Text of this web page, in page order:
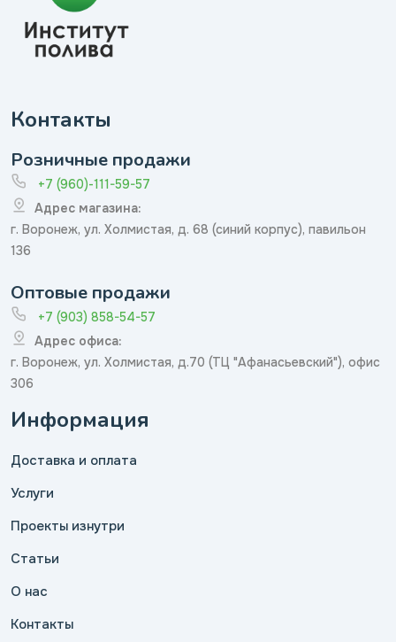
Контакты
Розничные продажи
+7 (960)-111-59-57
Адрес магазина:
г. Воронеж, ул. Холмистая, д. 68 (синий корпус), павильон
136
Оптовые продажи
+7 (903) 858-54-57
Адрес офиса:
г. Воронеж, ул. Холмистая, д.70 (ТЦ "Афанасьевский"), офис
306
Информация
Доставка и оплата
Услуги
Проекты изнутри
Статьи
О нас
Контакты